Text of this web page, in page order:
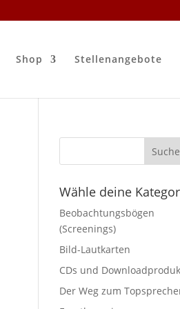
Shop Stellenangebote
Wähle deine
Beobachtungsbögen
(Screenings)
Bild-Lautkarten
CDs und
Der Weg zum